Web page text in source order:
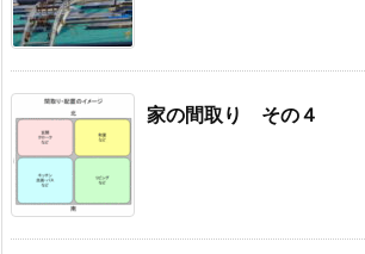
家の間取り その４